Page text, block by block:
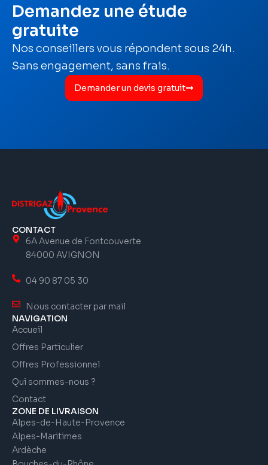
Demandez une étude
gratuite
Nos conseillers vous répondent sous 24h.
Sans engagement, sans frais.
Demander un devis gratuit
CONTACT
6A Avenue de Fontcouverte
84000 AVIGNON
04 90 87 05 30
Nous contacter par mail
NAVIGATION
Accueil
Offres Particulier
Offres Professionnel
Qui sommes-nous ?
Contact
ZONE DE LIVRAISON
Alpes-de-Haute-Provence
Alpes-Maritimes
Ardèche